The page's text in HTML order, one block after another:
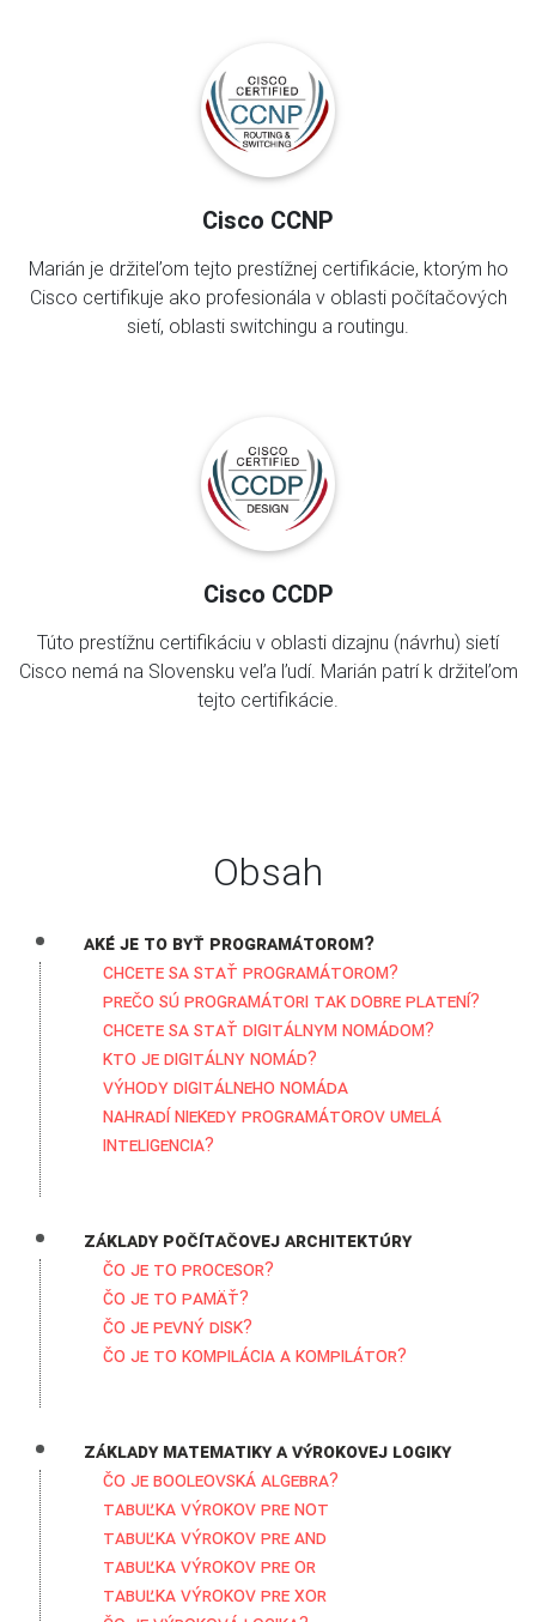
Cisco CCNP
Marián je držiteľom tejto prestížnej certifikácie, ktorým ho
Cisco certifikuje ako profesionála v oblasti počítačových
sietí, oblasti switchingu a routingu.
Cisco CCDP
Túto prestížnu certifikáciu v oblasti dizajnu (návrhu) sietí
Cisco nemá na Slovensku veľa ľudí. Marián patrí k držiteľom
tejto certifikácie.
Obsah
Aké je to byť programátorom?
Chcete sa stať programátorom?
Prečo sú programátori tak dobre platení?
Chcete sa stať digitálnym nomádom?
Kto je digitálny nomád?
Výhody digitálneho nomáda
Nahradí niekedy programátorov umelá
inteligencia?
Základy počítačovej architektúry
Čo je to procesor?
Čo je to pamäť?
Čo je pevný disk?
Čo je to kompilácia a kompilátor?
Základy matematiky a výrokovej logiky
Čo je Booleovská algebra?
Tabuľka výrokov pre NOT
Tabuľka výrokov pre AND
Tabuľka výrokov pre OR
Tabuľka výrokov pre XOR